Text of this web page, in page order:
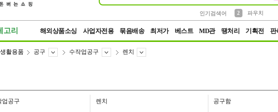
인기검색어
2
파우치
고리 해외상품소싱 사업자전용 묶음배송 최저가 베스트 MD관 땡처리 기획전 판
생활용품 공구 수작업공구 렌치
업공구 렌치 공구함